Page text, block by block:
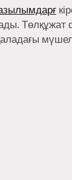
Төлқұжат